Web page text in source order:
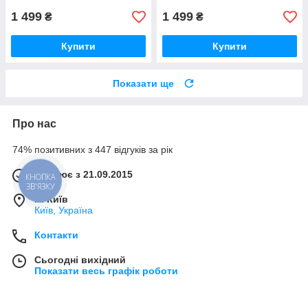
1 499 ₴
Купити
1 499 ₴
Купити
Показати ще
Про нас
74% позитивних з 447 відгуків за рік
Працює з 21.09.2015
м. Київ
Київ, Україна
Контакти
Сьогодні вихідний
Показати весь графік роботи
КНОПКА
ЗВ'ЯЗКУ